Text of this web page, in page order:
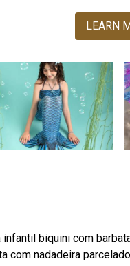
LEARN
biquini com
com nadadeira